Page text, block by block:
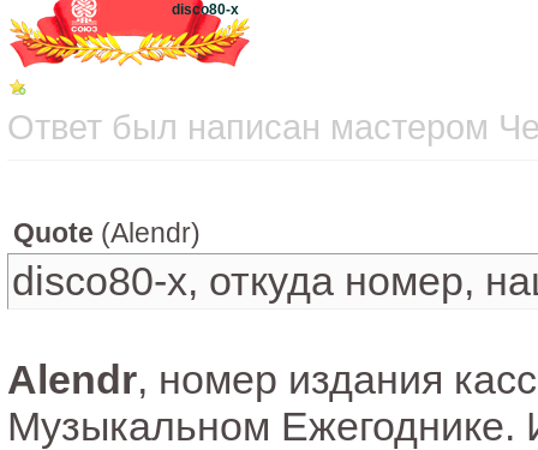
disco80-x
Ответ был написан мастером
Quote (Alendr)
disco80-x, откуда номер,
Alendr, номер издания
Музыкальном Ежегоднике.